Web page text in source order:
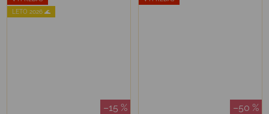
LETO 2026 🌊
–15 %
–50 %